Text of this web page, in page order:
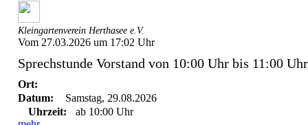
Kleingartenverein Herthasee e.V.
Vom 27.03.2026 um 17:02 Uhr
Sprechstunde Vorstand von 10:00 Uhr bis 11:00 Uhr
Ort:
Datum:
Samstag, 29.08.2026
Uhrzeit:
ab 10:00 Uhr